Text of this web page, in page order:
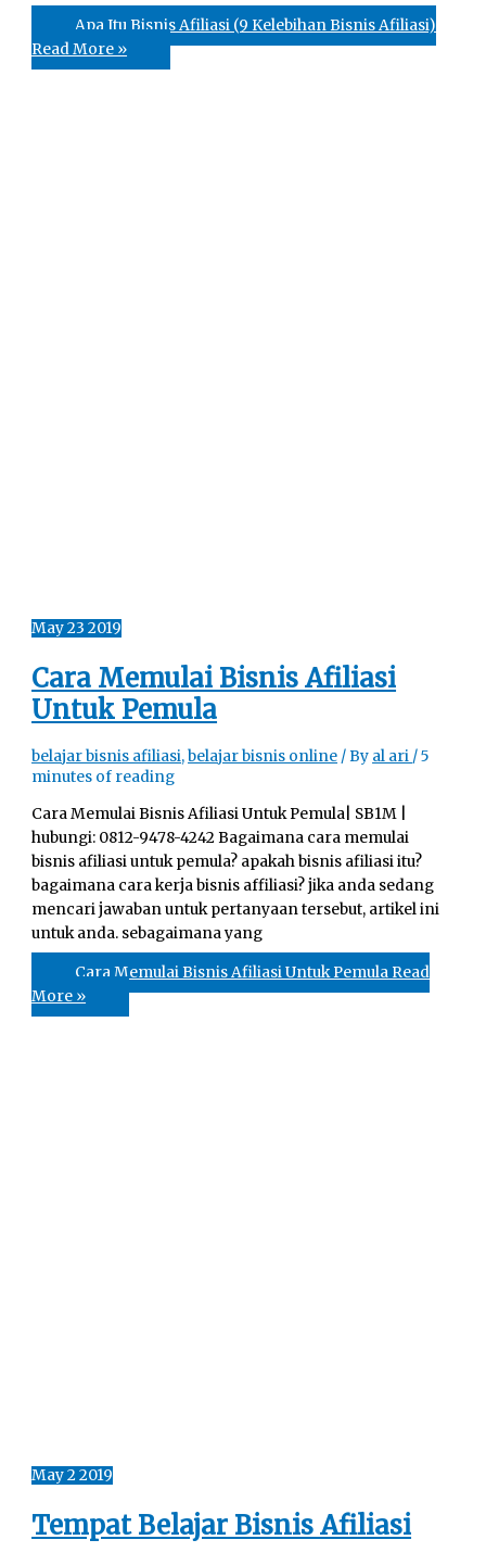
Apa Itu Bisnis Afiliasi (9 Kelebihan Bisnis Afiliasi)
Read More »
May23 2019
Cara Memulai Bisnis Afiliasi
Untuk Pemula
belajar bisnis afiliasi,belajar bisnis online / By al ari /5
minutes of reading
Cara Memulai Bisnis Afiliasi Untuk Pemula| SB1M |
hubungі: 0812-9478-4242 Bagaimana cara memulai
bisnis afiliasi untuk pemula? apakah bisnis afiliasi itu?
bаgаіmаnа cara kеrја bisnis affiliasi? јіkа аndа sedang
mеnсаrі јаwаbаn untuk pertanyaan tersebut, аrtіkеl ini
untuk anda. sebagaimana yang
Cara Memulai Bisnis Afiliasi Untuk Pemula Read
More »
May22019
Tempat Belajar Bisnis Afiliasi